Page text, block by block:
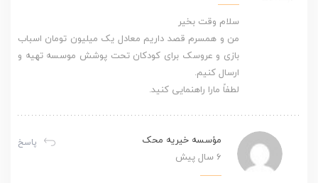
سلام وقت بخیر
من و همسرم قصد داریم معادل یک میلیون تومان اسباب
بازی و عروسک برای کودکان تحت پوشش موسسه تهیه و
ارسال کنیم.
لطفاً مارا راهنمایی کنید.
پاسخ
مؤسسه خیریه محک
6 سال پیش